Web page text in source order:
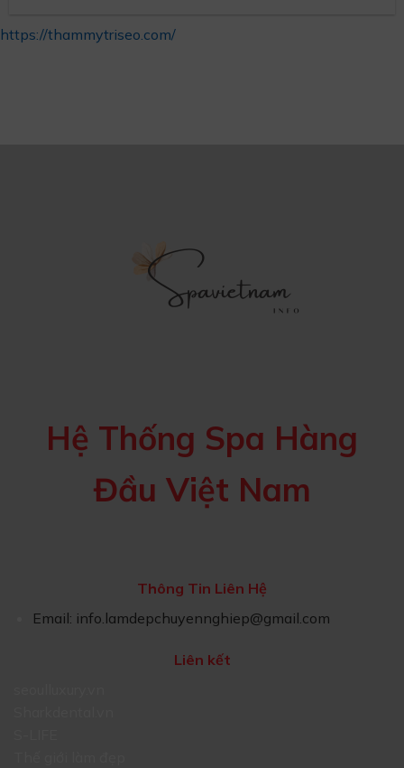
https://thammytriseo.com/
Hệ Thống Spa Hàng
Đầu Việt Nam
Thông Tin Liên Hệ
Email: info.lamdepchuyennghiep@gmail.com
Liên kết